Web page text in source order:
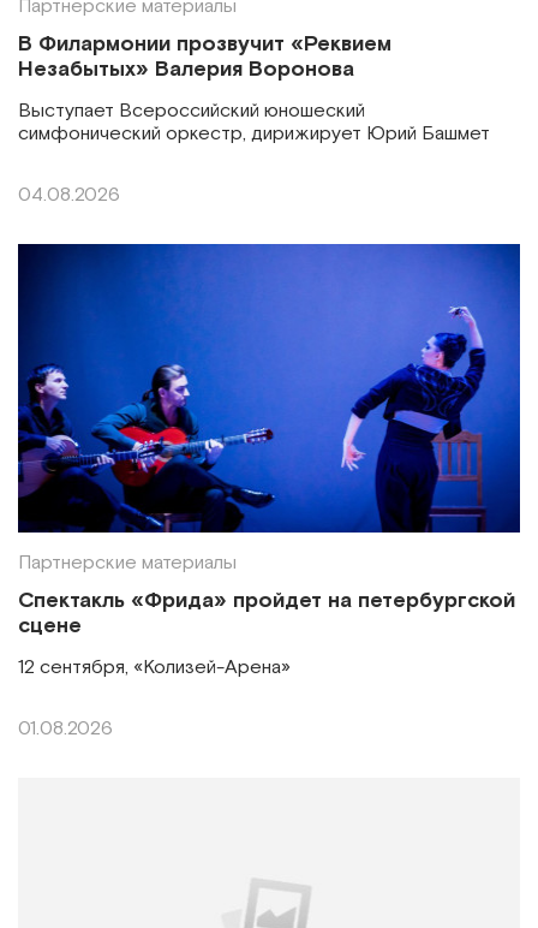
Партнерские материалы
В Филармонии прозвучит «Реквием
Незабытых» Валерия Воронова
Выступает Всероссийский юношеский
симфонический оркестр, дирижирует Юрий Башмет
04.08.2026
Партнерские материалы
Спектакль «Фрида» пройдет на петербургской
сцене
12 сентября, «Колизей-Арена»
01.08.2026